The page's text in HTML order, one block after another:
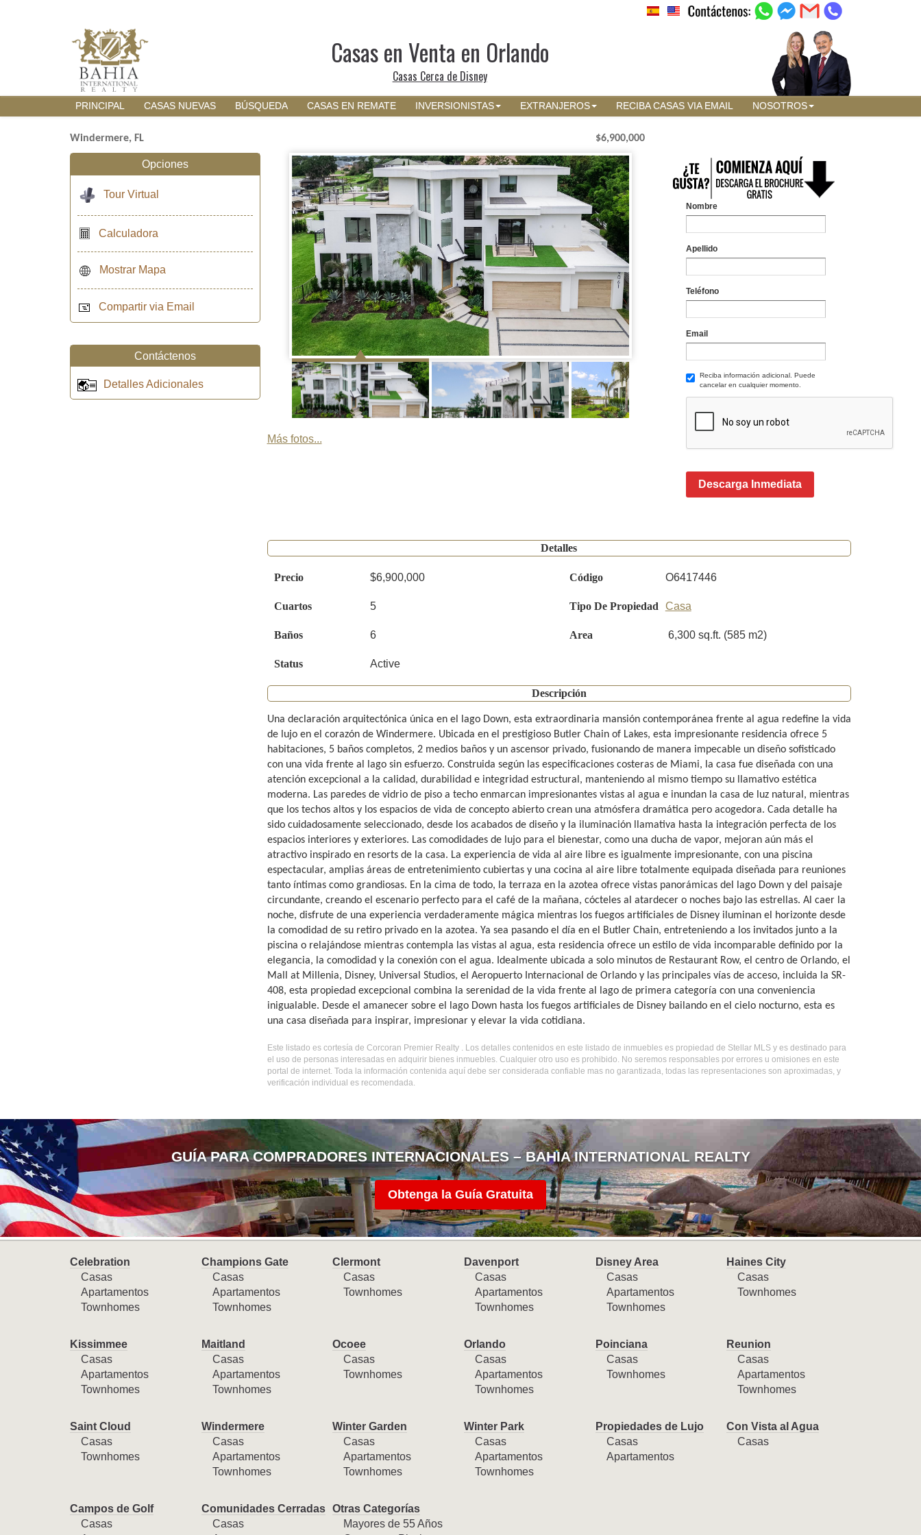
Casas en Venta en Orlando
Casas Cerca de Disney
PRINCIPAL CASAS NUEVAS BÚSQUEDA CASAS EN REMATE INVERSIONISTAS EXTRANJEROS RECIBA CASAS VIA EMAIL NOSOTROS
Windermere, FL $6,900,000
Más fotos...
Nombre
Apellido
Teléfono
Email
Reciba información adicional. Puede
cancelar en cualquier momento.
Descarga Inmediata
Detalles
Precio $6,900,000 Código O6417446
Cuartos 5 Tipo De Propiedad Casa
Baños 6 Area 6,300 sq.ft. (585 m2)
Status Active
Descripción
Una declaración arquitectónica única en el lago Down, esta extraordinaria mansión contemporánea frente al agua redefine la vida
de lujo en el corazón de Windermere. Ubicada en el prestigioso Butler Chain of Lakes, esta impresionante residencia ofrece 5
habitaciones, 5 baños completos, 2 medios baños y un ascensor privado, fusionando de manera impecable un diseño sofisticado
con una vida frente al lago sin esfuerzo. Construida según las especificaciones costeras de Miami, la casa fue diseñada con una
atención excepcional a la calidad, durabilidad e integridad estructural, manteniendo al mismo tiempo su llamativo estética
moderna. Las paredes de vidrio de piso a techo enmarcan impresionantes vistas al agua e inundan la casa de luz natural, mientras
que los techos altos y los espacios de vida de concepto abierto crean una atmósfera dramática pero acogedora. Cada detalle ha
sido cuidadosamente seleccionado, desde los acabados de diseño y la iluminación llamativa hasta la integración perfecta de los
espacios interiores y exteriores. Las comodidades de lujo para el bienestar, como una ducha de vapor, mejoran aún más el
atractivo inspirado en resorts de la casa. La experiencia de vida al aire libre es igualmente impresionante, con una piscina
espectacular, amplias áreas de entretenimiento cubiertas y una cocina al aire libre totalmente equipada diseñada para reuniones
tanto íntimas como grandiosas. En la cima de todo, la terraza en la azotea ofrece vistas panorámicas del lago Down y del paisaje
circundante, creando el escenario perfecto para el café de la mañana, cócteles al atardecer o noches bajo las estrellas. Al caer la
noche, disfrute de una experiencia verdaderamente mágica mientras los fuegos artificiales de Disney iluminan el horizonte desde
la comodidad de su retiro privado en la azotea. Ya sea pasando el día en el Butler Chain, entreteniendo a los invitados junto a la
piscina o relajándose mientras contempla las vistas al agua, esta residencia ofrece un estilo de vida incomparable definido por la
elegancia, la comodidad y la conexión con el agua. Idealmente ubicada a solo minutos de Restaurant Row, el centro de Orlando, el
Mall at Millenia, Disney, Universal Studios, el Aeropuerto Internacional de Orlando y las principales vías de acceso, incluida la SR-
408, esta propiedad excepcional combina la serenidad de la vida frente al lago de primera categoría con una conveniencia
inigualable. Desde el amanecer sobre el lago Down hasta los fuegos artificiales de Disney bailando en el cielo nocturno, esta es
una casa diseñada para inspirar, impresionar y elevar la vida cotidiana.
Este listado es cortesía de Corcoran Premier Realty . Los detalles contenidos en este listado de inmuebles es propiedad de Stellar MLS y es destinado para
el uso de personas interesadas en adquirir bienes inmuebles. Cualquier otro uso es prohibido. No seremos responsables por errores u omisiones en este
portal de internet. Toda la información contenida aquí debe ser considerada confiable mas no garantizada, todas las representaciones son aproximadas, y
verificación individual es recomendada.
Opciones
Tour Virtual
Calculadora
Mostrar Mapa
Compartir via Email
Contáctenos
Detalles Adicionales
GUÍA PARA COMPRADORES INTERNACIONALES – BAHIA INTERNATIONAL REALTY
Obtenga la Guía Gratuita
Celebration
Casas
Apartamentos
Townhomes
Champions Gate
Casas
Apartamentos
Townhomes
Clermont
Casas
Townhomes
Davenport
Casas
Apartamentos
Townhomes
Disney Area
Casas
Apartamentos
Townhomes
Haines City
Casas
Townhomes
Kissimmee
Casas
Apartamentos
Townhomes
Maitland
Casas
Apartamentos
Townhomes
Ocoee
Casas
Townhomes
Orlando
Casas
Apartamentos
Townhomes
Poinciana
Casas
Townhomes
Reunion
Casas
Apartamentos
Townhomes
Saint Cloud
Casas
Townhomes
Windermere
Casas
Apartamentos
Townhomes
Winter Garden
Casas
Apartamentos
Townhomes
Winter Park
Casas
Apartamentos
Townhomes
Propiedades de Lujo
Casas
Apartamentos
Con Vista al Agua
Casas
Campos de Golf
Casas
Comunidades Cerradas
Casas
Otras Categorías
Mayores de 55 Años